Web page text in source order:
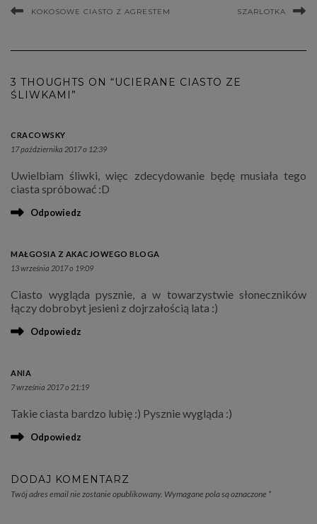
KOKOSOWE CIASTO Z AGRESTEM SZARLOTKA
3 THOUGHTS ON “UCIERANE CIASTO ZE
ŚLIWKAMI”
CRACOWSKY
17 października 2017 o 12:39
Uwielbiam śliwki, więc zdecydowanie będę musiała tego
ciasta spróbować :D
Odpowiedz
MAŁGOSIA Z AKACJOWEGO BLOGA
13 września 2017 o 19:09
Ciasto wygląda pysznie, a w towarzystwie słoneczników
łączy dobrobyt jesieni z dojrzałością lata :)
Odpowiedz
ANIA
7 września 2017 o 21:19
Takie ciasta bardzo lubię :) Pysznie wygląda :)
Odpowiedz
DODAJ KOMENTARZ
Twój adres email nie zostanie opublikowany. Wymagane pola są oznaczone *